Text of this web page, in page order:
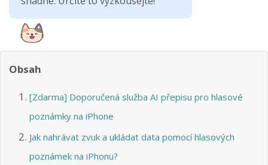
Obsah
[Zdarma] Doporučená služba AI přepisu pro hlasové
poznámky na iPhone
Jak nahrávat zvuk a ukládat data pomocí hlasových
poznámek na iPhonu?